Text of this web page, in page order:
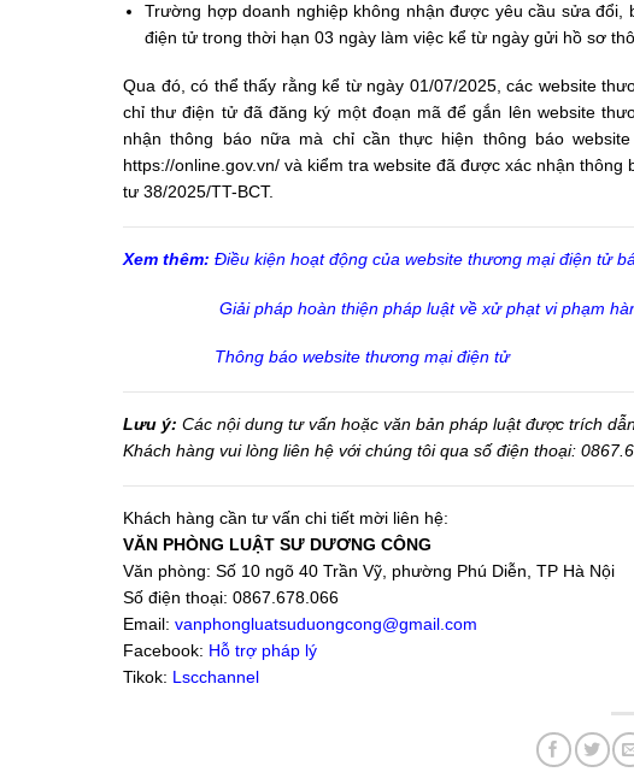
Trường hợp doanh nghiệp không nhận được yêu cầu sửa
điện tử trong thời hạn 03 ngày làm việc kể từ ngày gửi hồ sơ
Qua đó, có thể thấy rằng kể từ ngày 01/07/2025, các website
chỉ thư điện tử đã đăng ký một đoạn mã để gắn lên website
nhận thông báo nữa mà chỉ cần thực hiện thông báo
https://online.gov.vn/ và kiểm tra website đã được xác nhận
tư 38/2025/TT-BCT.
Xem thêm: Điều kiện hoạt động của website thương mại điện tử
Giải pháp hoàn thiện pháp luật về xử phạt vi phạm
Thông báo website thương mại điện tử
Lưu ý: Các nội dung tư vấn hoặc văn bản pháp luật được trích
Khách hàng vui lòng liên hệ với chúng tôi qua số điện thoại:
Khách hàng cần tư vấn chi tiết mời liên hệ:
VĂN PHÒNG LUẬT SƯ DƯƠNG CÔNG
Văn phòng: Số 10 ngõ 40 Trần Vỹ, phường Phú Diễn, TP Hà Nội
Số điện thoại: 0867.678.066
Email: vanphongluatsuduongcong@gmail.com
Facebook: Hỗ trợ pháp lý
Tikok: Lscchannel